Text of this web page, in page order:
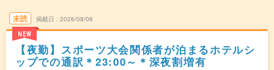
未読
NEW
掲載日 2026/08/06
【夜勤】スポーツ大会関係者が泊まるホテルシ
ップでの通訳＊23:00～＊深夜割増有